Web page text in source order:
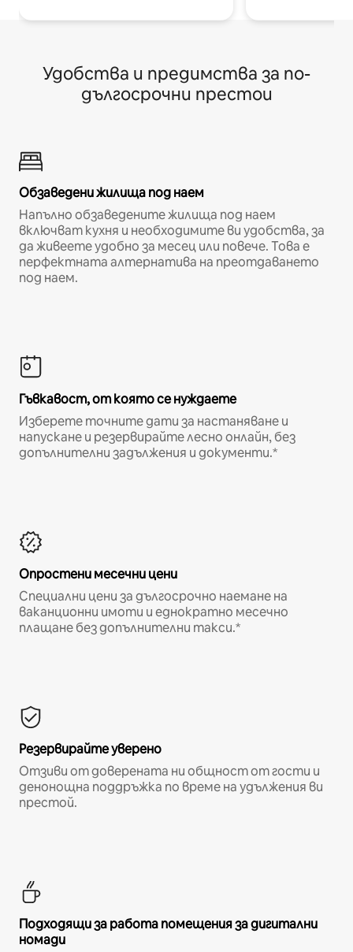
Удобства и предимства за по-
дългосрочни престои
Обзаведени жилища под наем
Напълно обзаведените жилища под наем
включват кухня и необходимите ви удобства, за
да живеете удобно за месец или повече. Това е
перфектната алтернатива на преотдаването
под наем.
Гъвкавост, от която се нуждаете
Изберете точните дати за настаняване и
напускане и резервирайте лесно онлайн, без
допълнителни задължения и документи.*
Опростени месечни цени
Специални цени за дългосрочно наемане на
ваканционни имоти и еднократно месечно
плащане без допълнителни такси.*
Резервирайте уверено
Отзиви от доверената ни общност от гости и
денонощна поддръжка по време на удължения ви
престой.
Подходящи за работа помещения за дигитални
номади